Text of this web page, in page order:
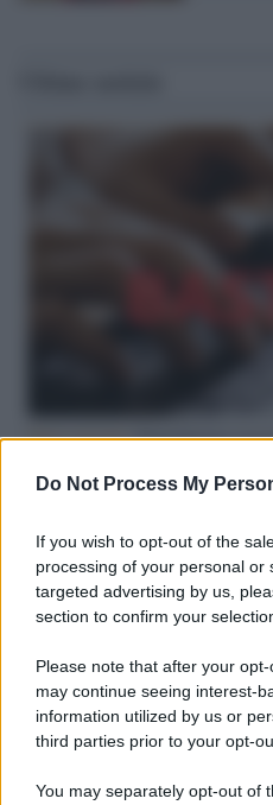
Do Not Process My
If you wish to opt-out of the
processing of your personal or
targeted advertising by us,
section to confirm your
Please note that after your
may continue seeing interest-
information utilized by us or
third parties prior to your opt-
You may separately opt-out of
Hate speech /Piattaforme
redazione
L'editoriale /Le mostruose
L'editoriale /Riecco il “patto
deepfake in campagna